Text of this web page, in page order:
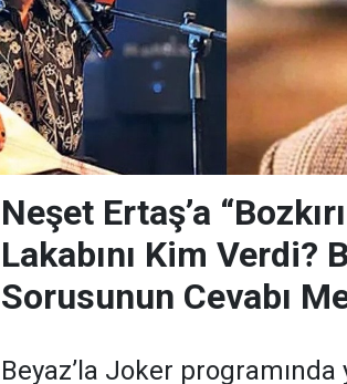
Neşet Ertaş’a
Lakabını Kim Verdi?
Sorusunun Cevabı
Beyaz’la Joker